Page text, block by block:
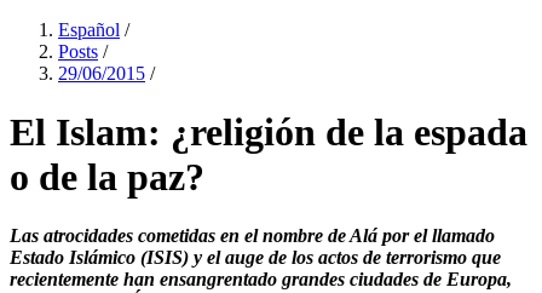
Español /
Posts /
29/06/2015 /
El Islam: ¿religión de la espada
o de la paz?
Las atrocidades cometidas en el nombre de Alá por el llamado
Estado Islámico (ISIS) y el auge de los actos de terrorismo que
recientemente han ensangrentado grandes ciudades de Europa,